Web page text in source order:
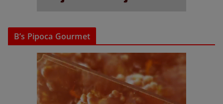
B’s Pipoca Gourmet